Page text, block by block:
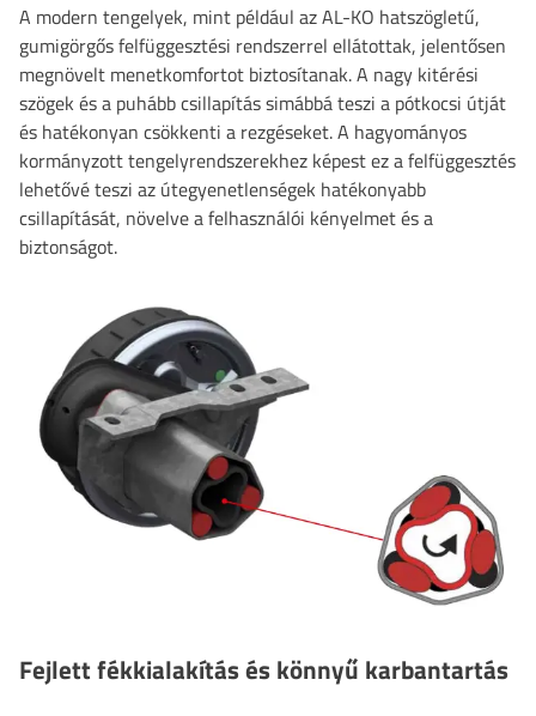
A modern tengelyek, mint például az AL-KO hatszögletű,
gumigörgős felfüggesztési rendszerrel ellátottak, jelentősen
megnövelt menetkomfortot biztosítanak. A nagy kitérési
szögek és a puhább csillapítás simábbá teszi a pótkocsi útját
és hatékonyan csökkenti a rezgéseket. A hagyományos
kormányzott tengelyrendszerekhez képest ez a felfüggesztés
lehetővé teszi az útegyenetlenségek hatékonyabb
csillapítását, növelve a felhasználói kényelmet és a
biztonságot.
Fejlett fékkialakítás és könnyű karbantartás